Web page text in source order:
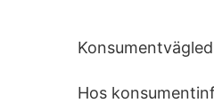
Hos